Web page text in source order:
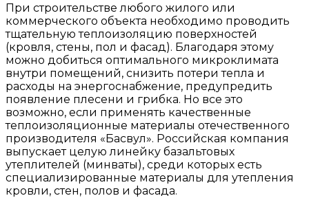
При строительстве любого жилого или
коммерческого объекта необходимо проводить
тщательную теплоизоляцию поверхностей
(кровля, стены, пол и фасад). Благодаря этому
можно добиться оптимального микроклимата
внутри помещений, снизить потери тепла и
расходы на энергоснабжение, предупредить
появление плесени и грибка. Но все это
возможно, если применять качественные
теплоизоляционные материалы отечественного
производителя «Басвул». Российская компания
выпускает целую линейку базальтовых
утеплителей (минваты), среди которых есть
специализированные материалы для утепления
кровли, стен, полов и фасада.